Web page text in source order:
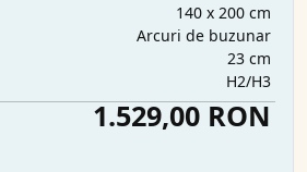
140 x 200 cm
Arcuri de buzunar
23 cm
H2/H3
1.529,00 RON